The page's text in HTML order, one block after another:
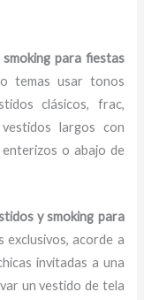
para fiestas
temas usar tonos
clásicos, frac,
largos con
o abajo de
y smoking para
exclusivos, acorde a
invitadas a una
un vestido de tela